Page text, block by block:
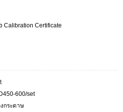
Calibration Certificate
600/set
กระดาษ